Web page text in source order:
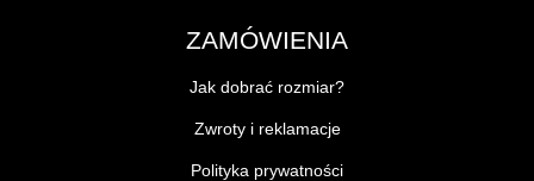
ZAMÓWIENIA
Jak dobrać rozmiar?
Zwroty i reklamacje
Polityka prywatności